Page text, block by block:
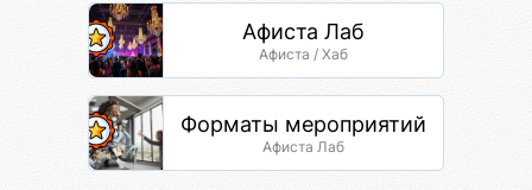
Афиста Лаб
Афиста / Хаб
Форматы мероприятий
Афиста Лаб